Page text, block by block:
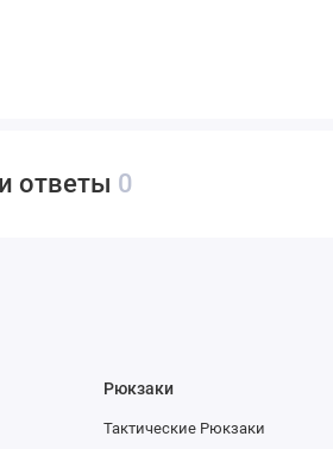
ответы 0
Рюкзаки
Тактические Рюкзаки